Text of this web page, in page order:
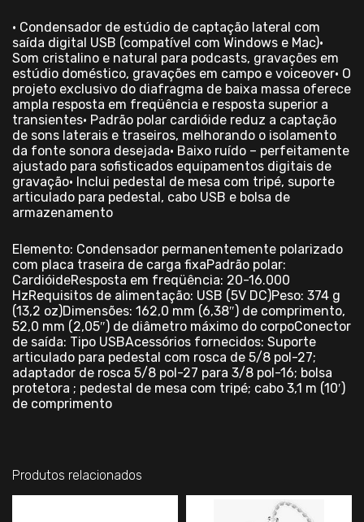
• Condensador de estúdio de captação lateral com
saída digital USB (compatível com Windows e Mac)•
Som cristalino e natural para podcasts, gravações em
estúdio doméstico, gravações em campo e voiceover• O
projeto exclusivo do diafragma de baixa massa oferece
ampla resposta em freqüência e resposta superior a
transientes• Padrão polar cardióide reduz a captação
de sons laterais e traseiros, melhorando o isolamento
da fonte sonora desejada• Baixo ruído – perfeitamente
ajustado para sofisticados equipamentos digitais de
gravação• Inclui pedestal de mesa com tripé, suporte
articulado para pedestal, cabo USB e bolsa de
armazenamento
Elemento: Condensador permanentemente polarizado
com placa traseira de carga fixaPadrão polar:
CardióideResposta em freqüência: 20-16.000
HzRequisitos de alimentação: USB (5V DC)Peso: 374 g
(13,2 oz)Dimensões: 162,0 mm (6,38″) de comprimento,
52,0 mm (2,05″) de diâmetro máximo do corpoConector
de saída: Tipo USBAcessórios fornecidos: Suporte
articulado para pedestal com rosca de 5/8 pol-27;
adaptador de rosca 5/8 pol-27 para 3/8 pol-16; bolsa
protetora ; pedestal de mesa com tripé; cabo 3,1 m (10′)
de comprimento
Produtos relacionados